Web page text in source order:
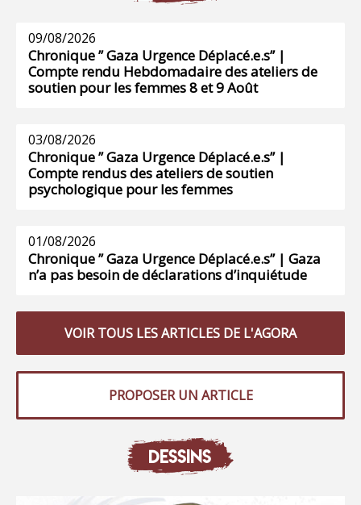
09/08/2026
Chronique ” Gaza Urgence Déplacé.e.s” |
Compte rendu Hebdomadaire des ateliers de
soutien pour les femmes 8 et 9 Août
03/08/2026
Chronique ” Gaza Urgence Déplacé.e.s” |
Compte rendus des ateliers de soutien
psychologique pour les femmes
01/08/2026
Chronique ” Gaza Urgence Déplacé.e.s” | Gaza
n’a pas besoin de déclarations d’inquiétude
VOIR TOUS LES ARTICLES DE L'AGORA
PROPOSER UN ARTICLE
DESSINS